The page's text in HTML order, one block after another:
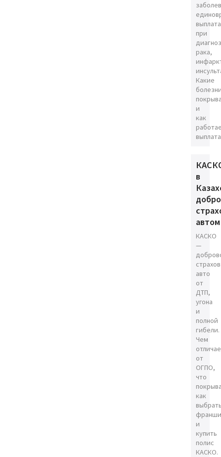
выплата
при
рака,
Какие
и
как
в
КАСКО
—
авто
от
ДТП,
угона
и
полной
гибели.
Чем
от
ОГПО,
что
как
и
купить
полис
КАСКО.